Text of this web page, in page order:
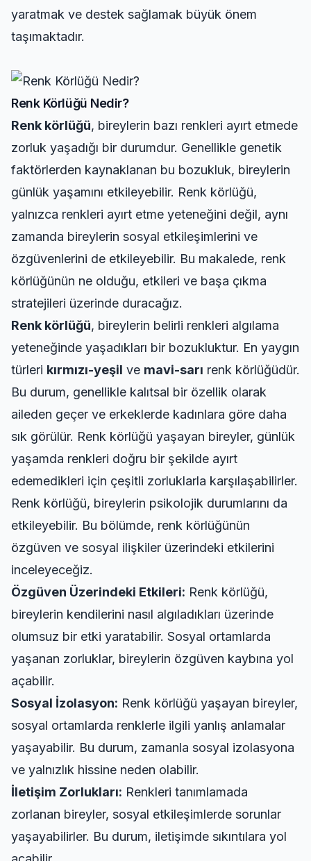
yaratmak ve destek sağlamak büyük önem
taşımaktadır.
Renk Körlüğü Nedir?
Renk körlüğü, bireylerin bazı renkleri ayırt etmede
zorluk yaşadığı bir durumdur. Genellikle genetik
faktörlerden kaynaklanan bu bozukluk, bireylerin
günlük yaşamını etkileyebilir. Renk körlüğü,
yalnızca renkleri ayırt etme yeteneğini değil, aynı
zamanda bireylerin sosyal etkileşimlerini ve
özgüvenlerini de etkileyebilir. Bu makalede, renk
körlüğünün ne olduğu, etkileri ve başa çıkma
stratejileri üzerinde duracağız.
Renk körlüğü, bireylerin belirli renkleri algılama
yeteneğinde yaşadıkları bir bozukluktur. En yaygın
türleri kırmızı-yeşil ve mavi-sarı renk körlüğüdür.
Bu durum, genellikle kalıtsal bir özellik olarak
aileden geçer ve erkeklerde kadınlara göre daha
sık görülür. Renk körlüğü yaşayan bireyler, günlük
yaşamda renkleri doğru bir şekilde ayırt
edemedikleri için çeşitli zorluklarla karşılaşabilirler.
Renk körlüğü, bireylerin psikolojik durumlarını da
etkileyebilir. Bu bölümde, renk körlüğünün
özgüven ve sosyal ilişkiler üzerindeki etkilerini
inceleyeceğiz.
Özgüven Üzerindeki Etkileri: Renk körlüğü,
bireylerin kendilerini nasıl algıladıkları üzerinde
olumsuz bir etki yaratabilir. Sosyal ortamlarda
yaşanan zorluklar, bireylerin özgüven kaybına yol
açabilir.
Sosyal İzolasyon: Renk körlüğü yaşayan bireyler,
sosyal ortamlarda renklerle ilgili yanlış anlamalar
yaşayabilir. Bu durum, zamanla sosyal izolasyona
ve yalnızlık hissine neden olabilir.
İletişim Zorlukları: Renkleri tanımlamada
zorlanan bireyler, sosyal etkileşimlerde sorunlar
yaşayabilirler. Bu durum, iletişimde sıkıntılara yol